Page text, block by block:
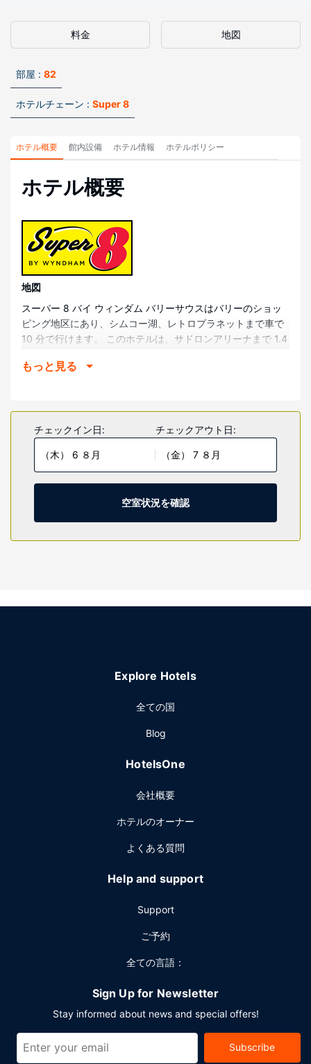
料金 地図
部屋 : 82
ホテルチェーン : Super 8
ホテル概要 館内設備 ホテル情報 ホテルポリシー
ホテル概要
地図
スーパー 8 バイ ウィンダム バリーサウスはバリーのショッ
ピング地区にあり、シムコー湖、レトロプラネットまで車で
10 分で行けます。 このホテルは、サドロンアリーナまで 1.4
ります。
全部で 82 室ある客室には冷蔵庫、電子レンジなどが備わっ
ており、ゆっくりおくつろぎいただけます。WiFi (無料)をお
使いいただけるほか、ケーブルの番組をご覧いただけます。
シャワー付き浴槽のある専用バスルームには、バスアメニテ
ィ (無料)、ヘアドライヤーが備わっています。デスク、コー
ヒー / ティーメーカーの他に、市内通話 (無料)付きの電話を
施設
屋内プールなどのレクリエーション設備のほか、WiFi (無
ク、荷物保管サービスをお使いいただけます。敷地内にはセ
もっと見る
チェックイン日:
（木） 6 ８月
チェックアウト日:
（金） 7 ８月
空室状況を確認
Explore Hotels
全ての国
Blog
HotelsOne
会社概要
ホテルのオーナー
よくある質問
Help and support
Support
ご予約
全ての言語：
Sign Up for Newsletter
Stay informed about news and special offers!
Subscribe